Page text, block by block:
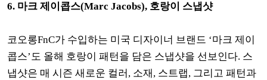
6. 마크 제이콥스(Marc Jacobs), 호랑이 스냅샷
코오롱FnC가 수입하는 미국 디자이너 브랜드 ‘마크 제이
콥스’도 올해 호랑이 패턴을 담은 스냅샷을 선보인다. 스
냅샷은 매 시즌 새로운 컬러, 소재, 스트랩, 그리고 패턴과